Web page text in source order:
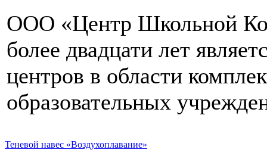
ООО «Центр Школьной
более двадцати лет
центров в области
образовательных
Теневой навес «Воздухоплавание»